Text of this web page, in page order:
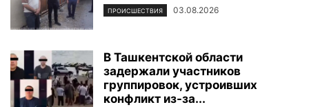
ПРОИСШЕСТВИЯ 03.08.2026
В Ташкентской области
задержали участников
группировок, устроивших
конфликт из-за...